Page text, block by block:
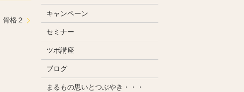
格２
キャンペーン
セミナー
ツボ講座
ブログ
まるもの思いとつぶやき・・・